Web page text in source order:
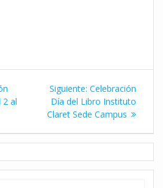
2 al
Siguiente: Siguiente
entrada:
Celebración
Día del Libro Instituto
Claret Sede Campus